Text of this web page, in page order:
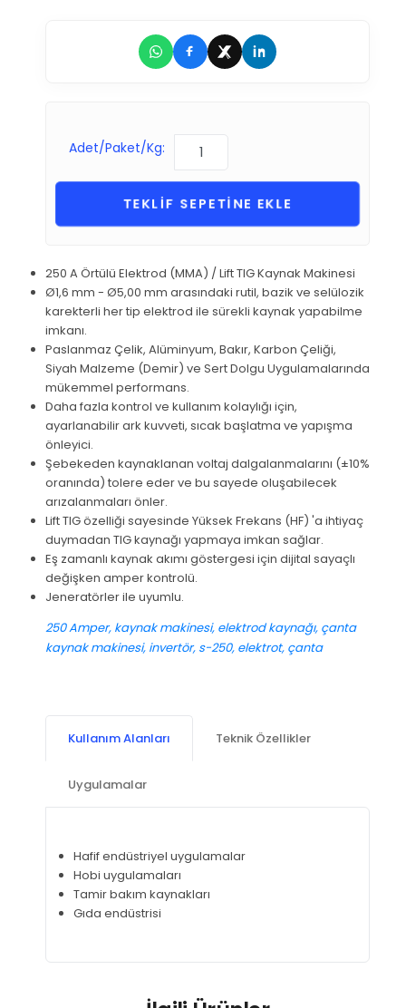
Adet/Paket/Kg:
TEKLİF SEPETİNE EKLE
250 A Örtülü Elektrod (MMA) / Lift TIG Kaynak Makinesi
Ø1,6 mm - Ø5,00 mm arasındaki rutil, bazik ve selülozik
karekterli her tip elektrod ile sürekli kaynak yapabilme
imkanı.
Paslanmaz Çelik, Alüminyum, Bakır, Karbon Çeliği,
Siyah Malzeme (Demir) ve Sert Dolgu Uygulamalarında
mükemmel performans.
Daha fazla kontrol ve kullanım kolaylığı için,
ayarlanabilir ark kuvveti, sıcak başlatma ve yapışma
önleyici.
Şebekeden kaynaklanan voltaj dalgalanmalarını (±10%
oranında) tolere eder ve bu sayede oluşabilecek
arızalanmaları önler.
Lift TIG özelliği sayesinde Yüksek Frekans (HF) 'a ihtiyaç
duymadan TIG kaynağı yapmaya imkan sağlar.
Eş zamanlı kaynak akımı göstergesi için dijital sayaçlı
değişken amper kontrolü.
Jeneratörler ile uyumlu.
250 Amper, kaynak makinesi, elektrod kaynağı, çanta
kaynak makinesi, invertör, s-250, elektrot, çanta
Kullanım Alanları Teknik Özellikler
Uygulamalar
Hafif endüstriyel uygulamalar
Hobi uygulamaları
Tamir bakım kaynakları
Gıda endüstrisi